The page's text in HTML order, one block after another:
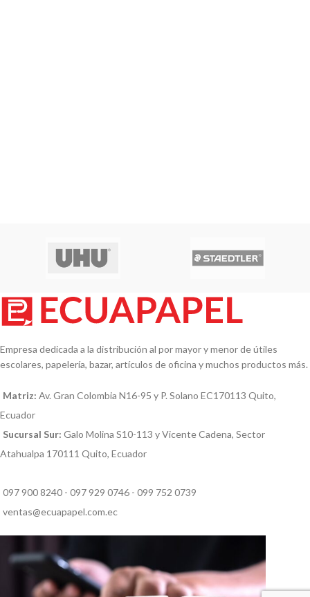
Empresa dedicada a la distribución al por mayor y menor de útiles
escolares, papelería, bazar, artículos de oficina y muchos productos más.
Matriz: Av. Gran Colombia N16-95 y P. Solano EC170113 Quito,
Ecuador
Sucursal Sur: Galo Molina S10-113 y Vicente Cadena, Sector
Atahualpa 170111 Quito, Ecuador
097 900 8240 - 097 929 0746 - 099 752 0739
ventas@ecuapapel.com.ec